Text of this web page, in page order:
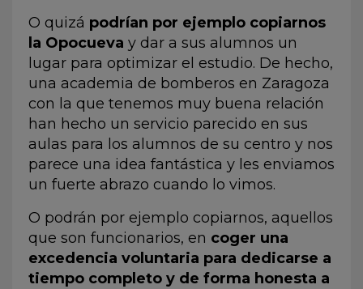
O quizá podrían por ejemplo copiarnos
la Opocueva y dar a sus alumnos un
lugar para optimizar el estudio. De hecho,
una academia de bomberos en Zaragoza
con la que tenemos muy buena relación
han hecho un servicio parecido en sus
aulas para los alumnos de su centro y nos
parece una idea fantástica y les enviamos
un fuerte abrazo cuando lo vimos.
O podrán por ejemplo copiarnos, aquellos
que son funcionarios, en coger una
excedencia voluntaria para dedicarse a
tiempo completo y de forma honesta a